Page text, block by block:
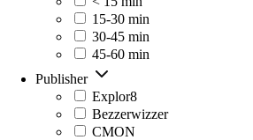
15-30 min
30-45 min
45-60 min
Publisher
Explor8
Bezzerwizzer
CMON